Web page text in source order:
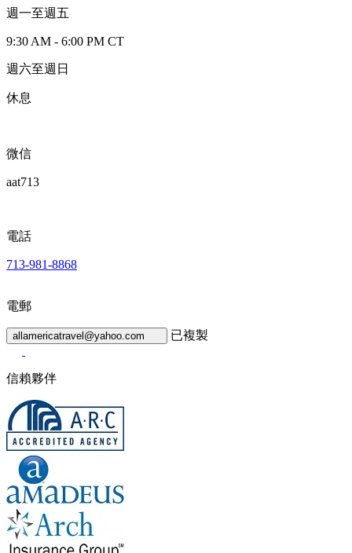
週一至週五
9:30 AM - 6:00 PM CT
週六至週日
休息
微信
aat713
電話
713-981-8868
電郵
allamericatravel@yahoo.com 已複製
信賴夥伴